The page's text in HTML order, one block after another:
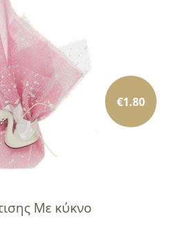
Με κύκνο
€1.80